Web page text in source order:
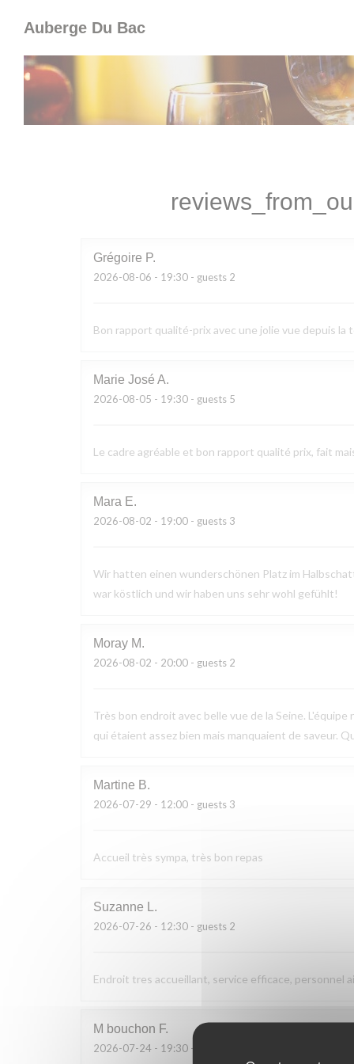
Auberge Du Bac
Grégoire P
2026-08-06 - 19:30 - guests 2
Bon rapport qualité-prix avec une jolie vue depuis la
Marie José A
2026-08-05 - 19:30 - guests 5
Le cadre agréable et bon rapport qualité prix, fait
Mara E
2026-08-02 - 19:00 - guests 3
Wir hatten einen wunderschönen Platz im
war köstlich und wir haben uns sehr wohl gefühlt!
Moray M
2026-08-02 - 20:00 - guests 2
Très bon endroit avec belle vue de la Seine.
qui étaient assez bien mais manquaient de saveur.
Martine B
2026-07-29 - 12:00 - guests 3
Accueil très sympa, très bon repas
Suzanne L
2026-07-26 - 12:30 - guests 2
Endroit tres accueillant, service efficace, personnel
M bouchon F
2026-07-24 - 19:30 - guests 2